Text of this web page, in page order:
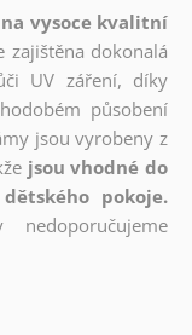
vysoce kvalitní
zajištěna dokonalá
UV záření, díky
působení
jsou vyrobeny z
jsou vhodné do
pokoje.